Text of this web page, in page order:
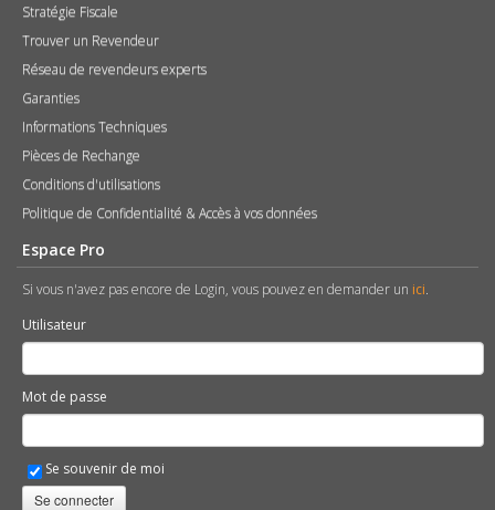
Stratégie Fiscale
Trouver un Revendeur
Réseau de revendeurs experts
Garanties
Informations Techniques
Pièces de Rechange
Conditions d'utilisations
Politique de Confidentialité & Accès à vos données
Espace Pro
Si vous n'avez pas encore de Login, vous pouvez en demander un ici.
Utilisateur
Mot de passe
Se souvenir de moi
Se connecter